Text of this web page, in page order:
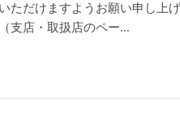
ただけますようお願い申し上
支店・取扱店のペー...